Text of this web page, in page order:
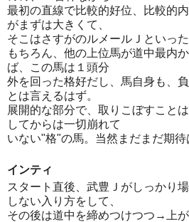
最初の直線で比較的好位、比較的
がまずは大きくて、
そこはさすがのルメールＪといった
もちろん、他の上位馬が道中最内
ば、この馬は１頭分
外を回った格好だし、馬自身も、
とは言えるはず。
展開的な部分で、取りこぼすこと
してからは一切崩れて
いない"格"の馬。当然まだまだ期待
インティ
スタート直後、武豊Ｊがしっかり
しない入り方をして、
その後は道中を締めつけつつ→上